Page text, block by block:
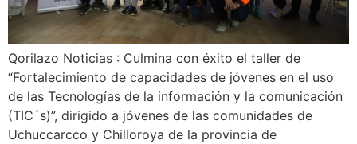
Qorilazo Noticias : Culmina con éxito el taller de
“Fortalecimiento de capacidades de jóvenes en el uso
de las Tecnologías de la información y la comunicación
(TIC´s)”, dirigido a jóvenes de las comunidades de
Uchuccarcco y Chilloroya de la provincia de